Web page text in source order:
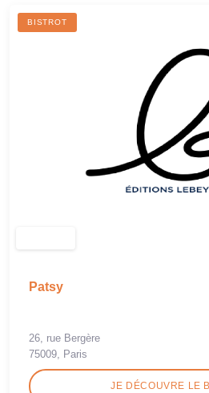
BISTROT
Patsy
26, rue Bergère
75009, Paris
JE DÉCOUVRE LE